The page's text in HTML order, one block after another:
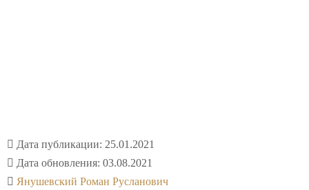
Дата публикации: 25.01.2021
Дата обновления: 03.08.2021
Янушевский Роман Русланович